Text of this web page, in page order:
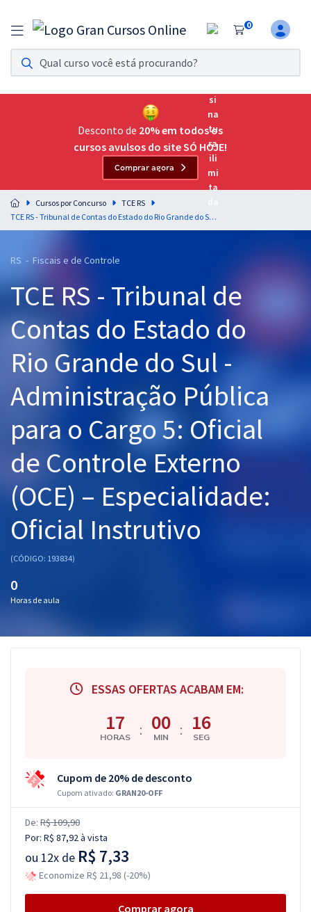
0
Assinatura Ilimitada 11
Acesso a todos os cursos. Teste grátis por 7 dias!
Assinatura OAB Até Passar
Acesso ilimitado a toda preparação para o Exame da
Residências Multiprofissionais
Preparação completa e intensiva para as principais
residências em saúde do Brasil
Cursos 20% OFF
Pós
Graduação
OAB
Questões grátis
Conteúdo gratuito
Blog
Aprovados
Desconto de 20% em todos os
cursos avulsos do site SÓ HOJE!
Comprar agora
Cursos por Concurso
TCE RS
TCE RS - Tribunal de Contas do Estado do Rio Grande do Sul - Administração Pública para o Cargo 5: Oficial de Controle Externo (OCE) – Especialidade: Oficial Instrutivo
RS - Fiscais e de Controle
TCE RS - Tribunal de
Contas do Estado do
Rio Grande do Sul -
Administração Pública
para o Cargo 5: Oficial
de Controle Externo
(OCE) – Especialidade:
Oficial Instrutivo
(CÓDIGO: 193834)
0
Horas de aula
ESSAS OFERTAS ACABAM EM:
17
HORAS : 00
MIN : 15
SEG
Cupom de 20% de desconto
Cupom ativado: GRAN20-OFF
De: R$ 109,90
Por: R$ 87,92à vista
ou 12x de R$ 7,33
Economize R$ 21,98 (-20%)
Comprar agora